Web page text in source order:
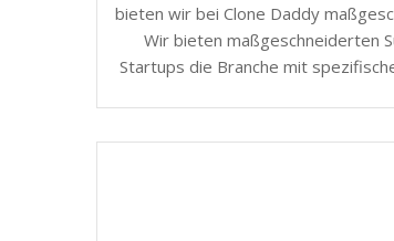
bieten wir bei Clone Daddy
Wir bieten maßgeschneiderten
Startups die Branche mit